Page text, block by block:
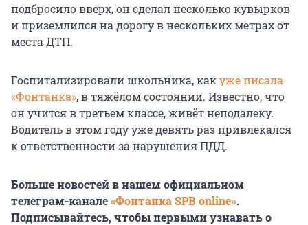
подбросило вверх, он сделал несколько кувырков
и приземлился на дорогу в нескольких метрах от
места ДТП.
Госпитализировали школьника, какуже писала
«Фонтанка», в тяжёлом состоянии. Известно, что
он учится в третьем классе, живёт неподалеку.
Водитель в этом году уже девять раз привлекался
к ответственности за нарушения ПДД.
Больше новостей в нашем официальном
телеграм-канале«Фонтанка SPB online».
Подписывайтесь, чтобы первыми узнавать о